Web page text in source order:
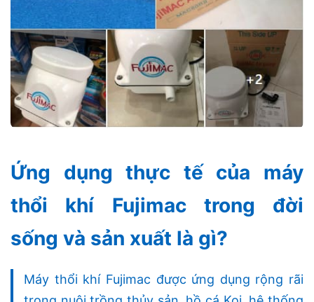
Ứng dụng thực tế của máy
thổi khí Fujimac trong đời
sống và sản xuất là gì?
Máy thổi khí Fujimac được ứng dụng rộng rãi